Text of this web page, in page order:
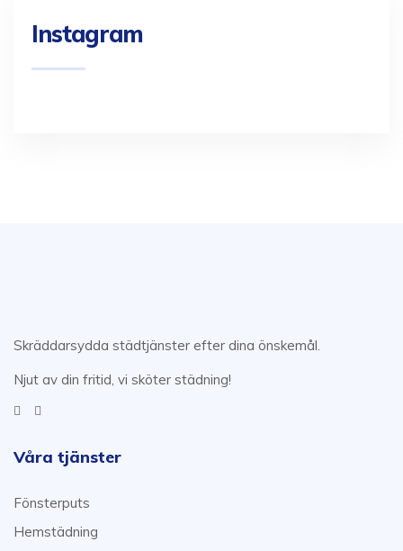
Instagram
Skräddarsydda städtjänster efter dina önskemål.
Njut av din fritid, vi sköter städning!
Våra tjänster
Fönsterputs
Hemstädning